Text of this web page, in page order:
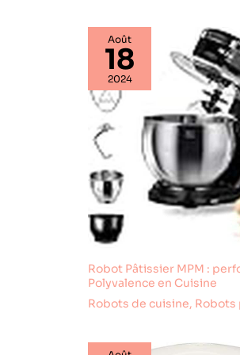
est
pour
Août
18
2024
Robot Pâtissier MPM :
Polyvalence en Cuisine
Robots de cuisine, Robots